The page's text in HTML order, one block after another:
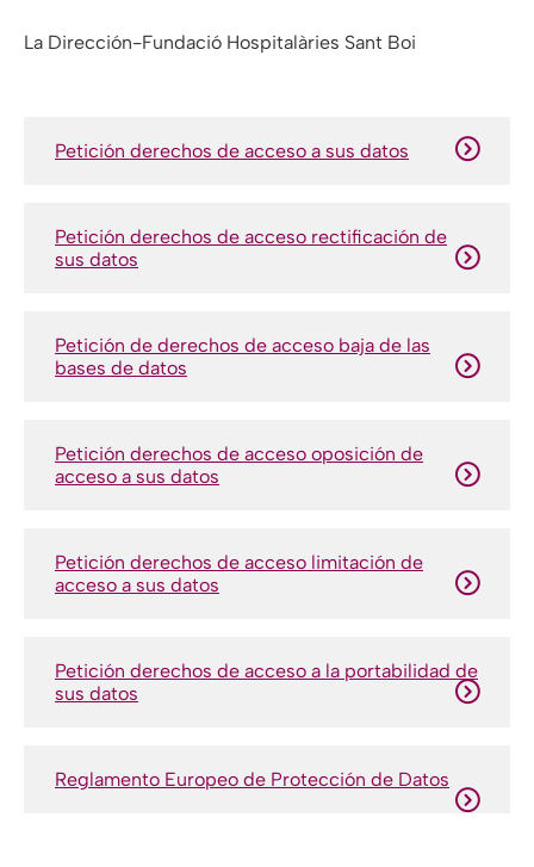
La Dirección-Fundació Hospitalàries Sant Boi
Petición derechos de acceso a sus datos
Petición derechos de acceso rectificación de
sus datos
Petición de derechos de acceso baja de las
bases de datos
Petición derechos de acceso oposición de
acceso a sus datos
Petición derechos de acceso limitación de
acceso a sus datos
Petición derechos de acceso a la portabilidad de
sus datos
Reglamento Europeo de Protección de Datos